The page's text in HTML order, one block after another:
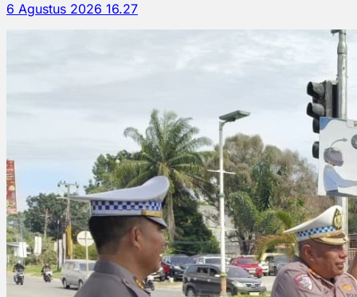
6 Agustus 2026 16.27